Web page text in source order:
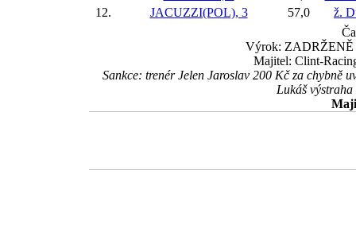
12.
JACUZZI(POL), 3 57,0
ž.
Výrok: ZADRŽENĚ
Majitel: Clint-
Sankce: trenér Jelen Jaroslav 200 Kč za chybně
Lukáš